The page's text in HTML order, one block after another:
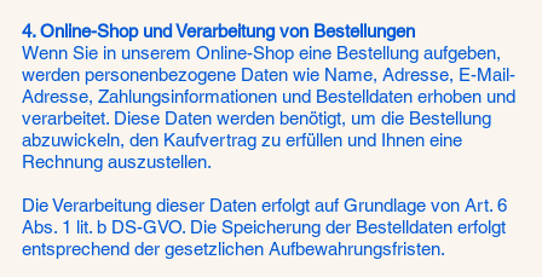
4. Online-Shop und Verarbeitung von Bestellungen
Wenn Sie in unserem Online-Shop eine Bestellung aufgeben,
werden personenbezogene Daten wie Name, Adresse, E-Mail-
Adresse, Zahlungsinformationen und Bestelldaten erhoben und
verarbeitet. Diese Daten werden benötigt, um die Bestellung
abzuwickeln, den Kaufvertrag zu erfüllen und Ihnen eine
Rechnung auszustellen.
Die Verarbeitung dieser Daten erfolgt auf Grundlage von Art. 6
Abs. 1 lit. b DS-GVO. Die Speicherung der Bestelldaten erfolgt
entsprechend der gesetzlichen Aufbewahrungsfristen.